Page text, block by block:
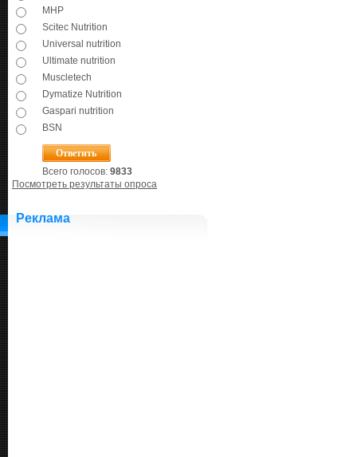
MHP
Scitec Nutrition
Universal nutrition
Ultimate nutrition
Muscletech
Dymatize Nutrition
Gaspari nutrition
BSN
Всего голосов: 9833
Посмотреть результаты опроса
Реклама